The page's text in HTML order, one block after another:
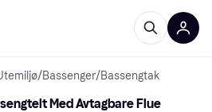
/Bassenger/Bassengtak
Med Avtagbare Flue